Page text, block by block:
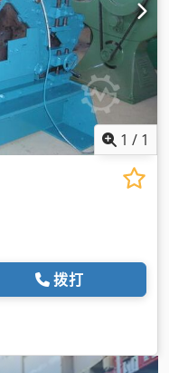
1 / 1
拨打